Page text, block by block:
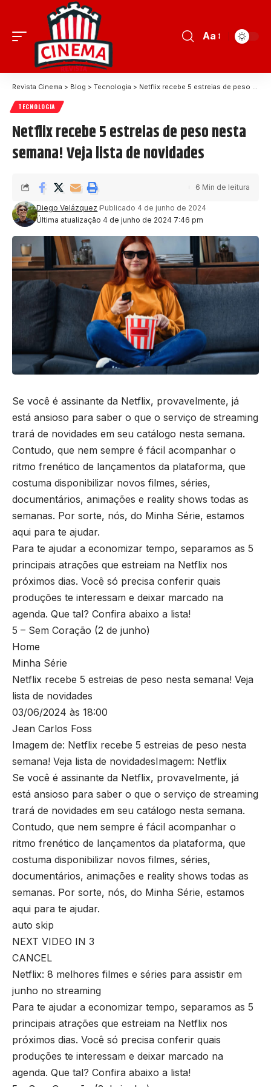
Aa
Revista Cinema > Blog > Tecnologia > Netflix recebe 5 estreias de peso nesta semana! Veja lista de novidades
TECNOLOGIA
Netflix recebe 5 estreias de peso nesta
semana! Veja lista de novidades
Última atualização 4 de junho de 2024 7:46 pm
Diego Velázquez Publicado 4 de junho de 2024
6 Min de leitura
Se você é assinante da Netflix, provavelmente, já
está ansioso para saber o que o serviço de streaming
trará de novidades em seu catálogo nesta semana.
Contudo, que nem sempre é fácil acompanhar o
ritmo frenético de lançamentos da plataforma, que
costuma disponibilizar novos filmes, séries,
documentários, animações e reality shows todas as
semanas. Por sorte, nós, do Minha Série, estamos
aqui para te ajudar.
Para te ajudar a economizar tempo, separamos as 5
principais atrações que estreiam na Netflix nos
próximos dias. Você só precisa conferir quais
produções te interessam e deixar marcado na
agenda. Que tal? Confira abaixo a lista!
5 – Sem Coração (2 de junho)
Home
Minha Série
Netflix recebe 5 estreias de peso nesta semana! Veja
lista de novidades
03/06/2024 às 18:00
Jean Carlos Foss
Imagem de: Netflix recebe 5 estreias de peso nesta
semana! Veja lista de novidadesImagem: Netflix
Se você é assinante da Netflix, provavelmente, já
está ansioso para saber o que o serviço de streaming
trará de novidades em seu catálogo nesta semana.
Contudo, que nem sempre é fácil acompanhar o
ritmo frenético de lançamentos da plataforma, que
costuma disponibilizar novos filmes, séries,
documentários, animações e reality shows todas as
semanas. Por sorte, nós, do Minha Série, estamos
aqui para te ajudar.
auto skip
NEXT VIDEO IN 3
CANCEL
Netflix: 8 melhores filmes e séries para assistir em
junho no streaming
Para te ajudar a economizar tempo, separamos as 5
principais atrações que estreiam na Netflix nos
próximos dias. Você só precisa conferir quais
produções te interessam e deixar marcado na
agenda. Que tal? Confira abaixo a lista!